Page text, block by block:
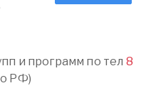
и программ по тел 8
РФ)